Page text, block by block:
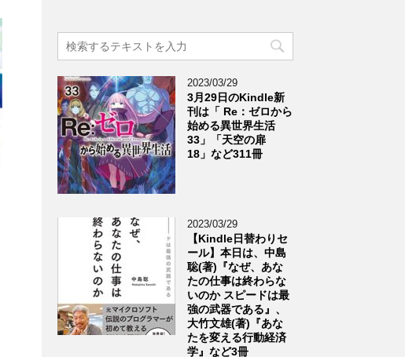
2023/03/29
3月29日のKindle新
刊は「 Re：ゼロから
始める異世界生活
33」「天空の扉
18」など311冊
2023/03/29
【Kindle日替わりセ
ール】本日は、中島
聡(著)『なぜ、あな
たの仕事は終わらな
いのか スピードは最
強の武器である』、
大竹文雄(著)『あな
たを変える行動経済
学』など3冊